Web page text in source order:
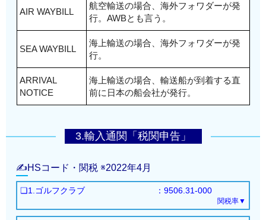
AIR WAYBILL
航空輸送の場合、海外フォワダーが発
行。AWBとも言う。
SEA WAYBILL
海上輸送の場合、海外フォワダーが発
行。
ARRIVAL
NOTICE
海上輸送の場合、輸送船が到着する直
前に日本の船会社が発行。
3.輸入通関「税関申告」
✍HSコード・関税 ※2022年4月
❏1.ゴルフクラブ ：9506.31-000
関税率▼
基本：FREE